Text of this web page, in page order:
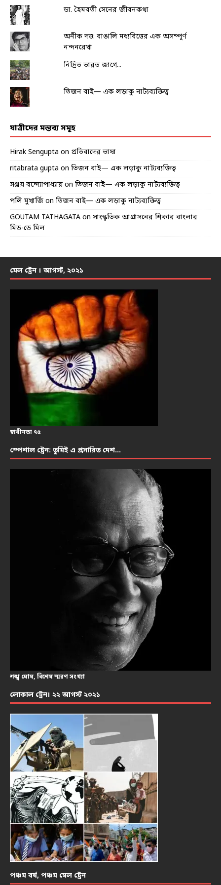
ডা. হৈমবতী সেনের জীবনকথা
অনীক দত্ত: বাঙালি মধ্যবিত্তের এক অসম্পূর্ণ
নন্দনরেখা
নিদ্রিত ভারত জাগে...
তিজন বাই— এক লড়াকু নাট্যব্যক্তিত্ব
যাত্রীদের মন্তব্য সমূহ
Hirak Sengupta on প্রতিবাদের ভাষা
ritabrata gupta on তিজন বাই— এক লড়াকু নাট্যব্যক্তিত্ব
সঞ্জয় বন্দ্যোপাধ্যায় on তিজন বাই— এক লড়াকু নাট্যব্যক্তিত্ব
পলি মুখার্জি on তিজন বাই— এক লড়াকু নাট্যব্যক্তিত্ব
GOUTAM TATHAGATA on সাংস্কৃতিক আগ্রাসনের শিকার বাংলার
মিড-ডে মিল
মেল ট্রেন । আগস্ট, ২০২১
স্বাধীনতা ৭৫
স্পেশাল ট্রেন: তুমিই এ প্রসারিত দেশ…
শঙ্খ ঘোষ, বিশেষ স্মরণ সংখ্যা
লোকাল ট্রেন। ২২ আগস্ট ২০২১
পঞ্চম বর্ষ, পঞ্চম মেল ট্রেন